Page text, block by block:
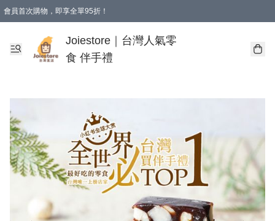
會員首次購物，即享全單95折！
購物滿 HKD 350.00即享免運費優惠！（適用於 本地送貨、本地取貨 )
Joiestore｜台灣人氣零
食 伴手禮